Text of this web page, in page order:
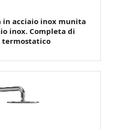
in acciaio inox munita
inox. Completa di
termostatico